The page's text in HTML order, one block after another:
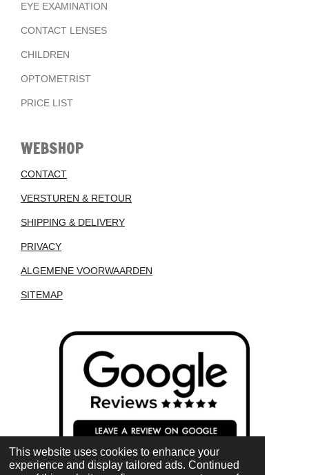
This website uses cookies to enhance your
experience and display tailored ads. Continued
EYE EXAMINATION
CONTACT LENSES
CHILDREN
OPTOMETRIST
PRICE LIST
WEBSHOP
CONTACT
VERSTUREN & RETOUR
SHIPPING & DELIVERY
PRIVACY
ALGEMENE VOORWAARDEN
SITEMAP